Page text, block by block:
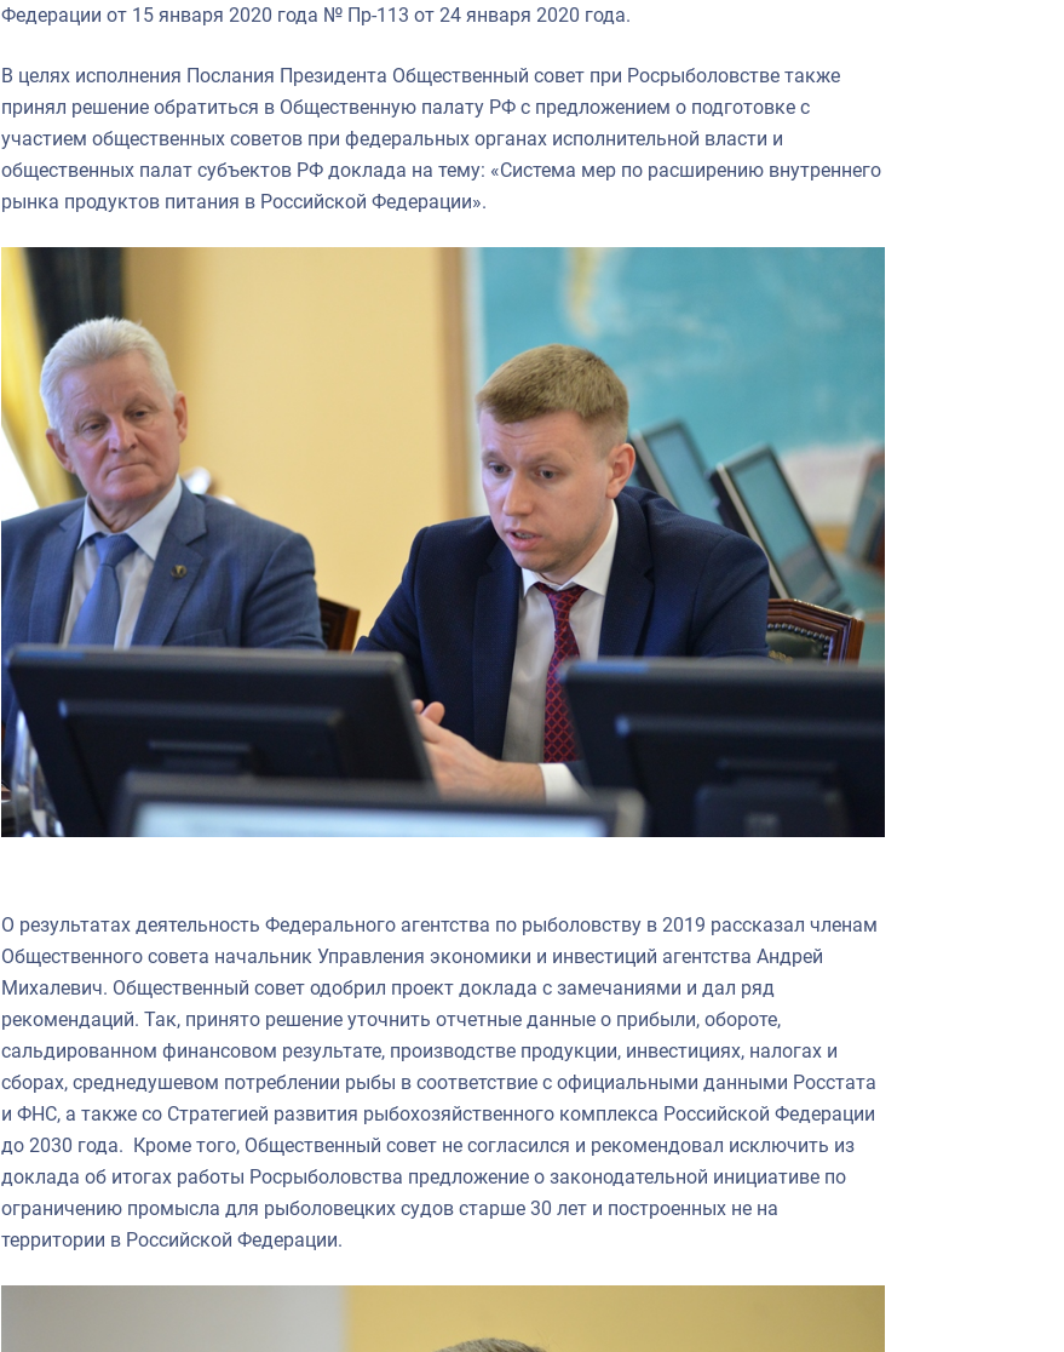
Федерации от 15 января 2020 года № Пр-113 от 24 января 2020 года.
В целях исполнения Послания Президента Общественный совет при Росрыболовстве также
принял решение обратиться в Общественную палату РФ с предложением о подготовке с
участием общественных советов при федеральных органах исполнительной власти и
общественных палат субъектов РФ доклада на тему: «Система мер по расширению внутреннего
рынка продуктов питания в Российской Федерации».
О результатах деятельность Федерального агентства по рыболовству в 2019 рассказал членам
Общественного совета начальник Управления экономики и инвестиций агентства Андрей
Михалевич. Общественный совет одобрил проект доклада с замечаниями и дал ряд
рекомендаций. Так, принято решение уточнить отчетные данные о прибыли, обороте,
сальдированном финансовом результате, производстве продукции, инвестициях, налогах и
сборах, среднедушевом потреблении рыбы в соответствие с официальными данными Росстата
и ФНС, а также со Стратегией развития рыбохозяйственного комплекса Российской Федерации
до 2030 года. Кроме того, Общественный совет не согласился и рекомендовал исключить из
доклада об итогах работы Росрыболовства предложение о законодательной инициативе по
ограничению промысла для рыболовецких судов старше 30 лет и построенных не на
территории в Российской Федерации.